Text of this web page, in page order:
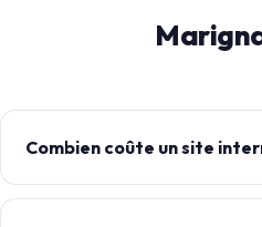
Combien coûte un site